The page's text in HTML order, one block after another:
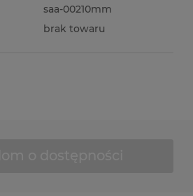
saa-00210mm
brak towaru